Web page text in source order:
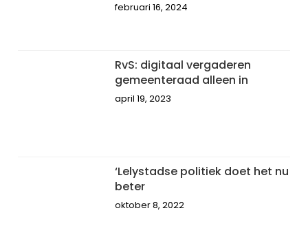
februari 16, 2024
RvS: digitaal vergaderen
gemeenteraad alleen in
april 19, 2023
‘Lelystadse politiek doet het nu
beter
oktober 8, 2022